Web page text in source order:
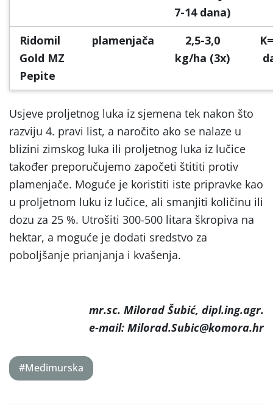
7-14 dana)
Ridomil
Gold MZ
Pepite
plamenjača
2,5-3,0
kg/ha (3x)
Usjeve proljetnog luka iz sjemena tek nakon što
razviju 4. pravi list, a naročito ako se nalaze u
blizini zimskog luka ili proljetnog luka iz lučice
također preporučujemo započeti štititi protiv
plamenjače. Moguće je koristiti iste pripravke kao
u proljetnom luku iz lučice, ali smanjiti količinu ili
dozu za 25 %. Utrošiti 300-500 litara škropiva na
hektar, a moguće je dodati sredstvo za
poboljšanje prianjanja i kvašenja.
mr.sc. Milorad Šubić, dipl.ing.agr.
e-mail: Milorad.Subic@komora.hr
#Međimurska